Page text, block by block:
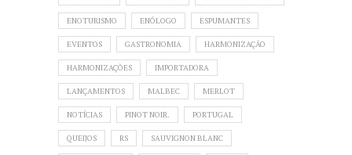
ENOTURISMO ENÓLOGO ESPUMANTES
EVENTOS GASTRONOMIA HARMONIZAÇÃO
HARMONIZAÇÕES IMPORTADORA
LANÇAMENTOS MALBEC MERLOT
NOTÍCIAS PINOT NOIR. PORTUGAL
QUEIJOS RS SAUVIGNON BLANC